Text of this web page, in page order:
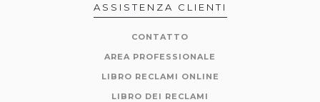
ASSISTENZA CLIENTI
CONTATTO
AREA PROFESSIONALE
LIBRO RECLAMI ONLINE
LIBRO DEI RECLAMI